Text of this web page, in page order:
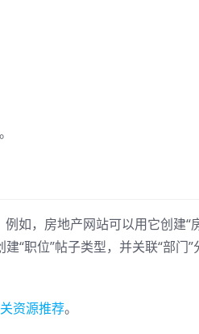
如，房地产网站可以用它创建“
“职位”帖子类型，并关联“部门
资源推荐。